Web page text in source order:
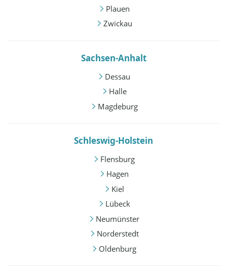
Plauen
Zwickau
Sachsen-Anhalt
Dessau
Halle
Magdeburg
Schleswig-Holstein
Flensburg
Hagen
Kiel
Lübeck
Neumünster
Norderstedt
Oldenburg